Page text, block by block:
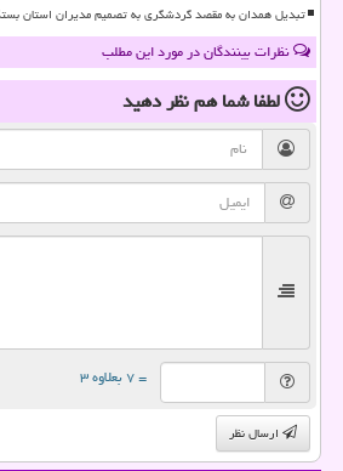
تبدیل همدان به مقصد گردشگری به تصمیم مدیران استان
نظرات بینندگان در مورد این مطلب
لطفا شما همنظر دهید
= ۷ بعلاوه ۳
ارسال نظر